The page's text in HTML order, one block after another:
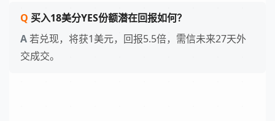
买入18美分YES份额潜在回报如何？
若兑现，将获1美元，回报5.5倍，需信未来27天外
交成交。